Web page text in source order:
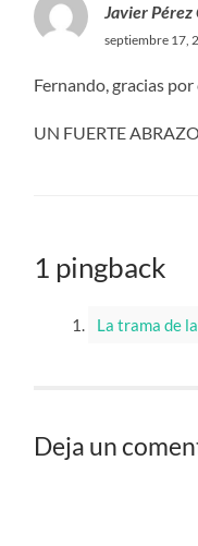
Javier Pérez
septiembre 17,
Fernando, gracias
UN FUERTE ABRAZO
1 pingback
La trama de
Deja un